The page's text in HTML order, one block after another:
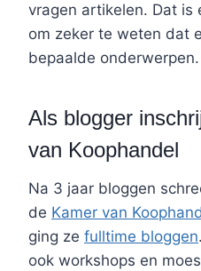
vragen artikelen. Dat is
om zeker te weten dat
bepaalde onderwerpen.
Als blogger
van Koophandel
Na 3 jaar bloggen
de Kamer van
ging ze fulltime bloggen
ook workshops en